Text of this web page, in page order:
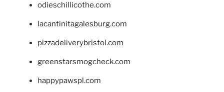
odieschillicothe.com
lacantinitagalesburg.com
pizzadeliverybristol.com
greenstarsmogcheck.com
happypawspl.com